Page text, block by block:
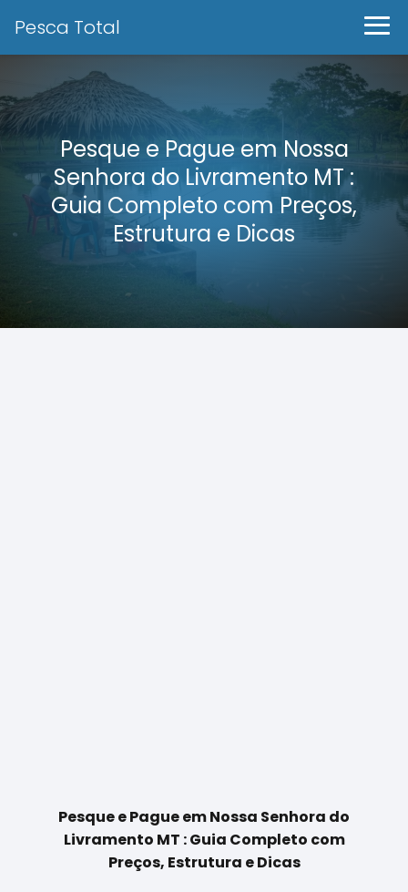
Pesca Total
Pesque e Pague em Nossa
Senhora do Livramento MT :
Guia Completo com Preços,
Estrutura e Dicas
Pesque e Pague em Nossa Senhora do
Livramento MT : Guia Completo com
Preços, Estrutura e Dicas